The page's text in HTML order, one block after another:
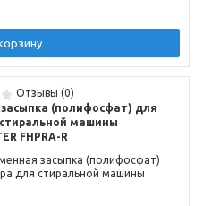
Отзывы (0)
(полифосфат) для
машины
FHPRA-R
засыпка (полифосфат)
для стиральной машины